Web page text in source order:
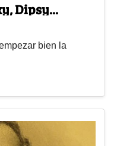
Dipsy...
bien la